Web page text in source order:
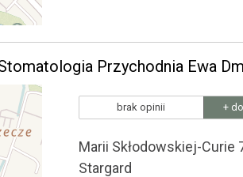
Przychodnia Ewa
brak opinii +
Marii Skłodowskiej-Curie
Stargard